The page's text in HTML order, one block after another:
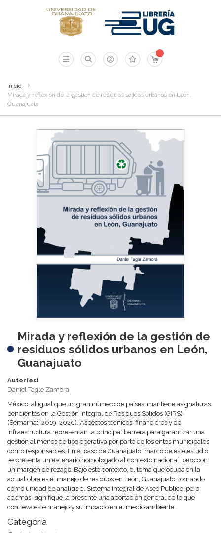
Mi carrito
Inicio
Mirada y reflexión de la gestión de residuos sólidos urbanos en León,
Guanajuato
Mirada y reflexión de la gestión de
residuos sólidos urbanos en León,
Guanajuato
Autor(es)
Daniel Tagle Zamora
México, al igual que un gran número de países, mantiene asignaturas
pendientes en la Gestión Integral de Residuos Sólidos (GIRS)
(Semarnat, 2019, 2020). Aspectos técnicos, financieros y de
infraestructura representan la principal barrera para garantizar una
gestión al menos de tipo operativa por parte de los entes municipales
como responsables. En el caso de Guanajuato, marco de este estudio,
se presenta un escenario homologado al contexto nacional, pero con
un margen de rezago. Bajo este contexto, el tema que ocupa en la
actual obra es el manejo de residuos en León, Guanajuato, tomando
como unidad de análisis el Sistema Integral de Aseo Público, pero
además, signifique la presente una aportación general de lo que
conlleva este manejo y su impacto en el medio ambiente.
Categoría